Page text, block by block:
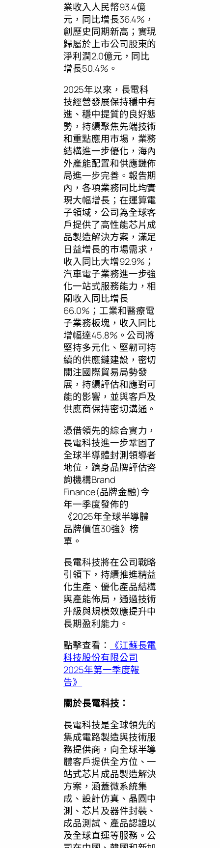
業收入人民幣93.4億
元，同比增長36.4%，
創歷史同期新高；實現
歸屬於上市公司股東的
淨利潤2.0億元，同比
增長50.4%。
2025年以來，長電科
技經營發展保持穩中有
進、穩中提質的良好態
勢，持續聚焦先端技術
和重點應用市場，業務
結構進一步優化，海內
外產能配置和供應鏈佈
局進一步完善。報告期
內，各項業務同比均實
現大幅增長；在運算電
子領域，公司為全球客
戶提供了高性能芯片成
品製造解決方案，滿足
日益增長的市場需求，
收入同比大增92.9%；
汽車電子業務進一步強
化一站式服務能力，相
關收入同比增長
66.0%；工業和醫療電
子業務板塊，收入同比
增幅達45.8%。公司將
堅持多元化、堅韌可持
續的供應鏈建設，密切
關注國際貿易局勢發
展，持續評估和應對可
能的影響，並與客戶及
供應商保持密切溝通。
憑借領先的綜合實力，
長電科技進一步鞏固了
全球半導體封測領導者
地位，躋身品牌評估咨
詢機構Brand
Finance(品牌金融)今
年一季度發佈的
《2025年全球半導體
品牌價值30強》榜
單。
長電科技將在公司戰略
引領下，持續推進精益
化生產、優化產品結構
與產能佈局，通過技術
升級與規模效應提升中
長期盈利能力。
點擊查看：
《江蘇長電
科技股份有限公司
2025年第一季度報
告》
關於長電科技：
長電科技是全球領先的
集成電路製造與技術服
務提供商，向全球半導
體客戶提供全方位、一
站式芯片成品製造解決
方案，涵蓋微系統集
成、設計仿真、晶圓中
測、芯片及器件封裝、
成品測試、產品認證以
及全球直運等服務。公